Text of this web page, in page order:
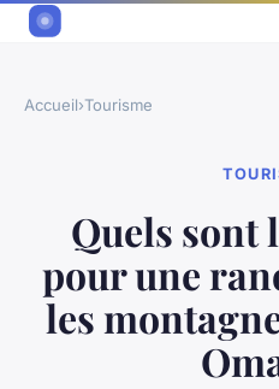
Accueil›Tourisme
Quels sont
pour une
les